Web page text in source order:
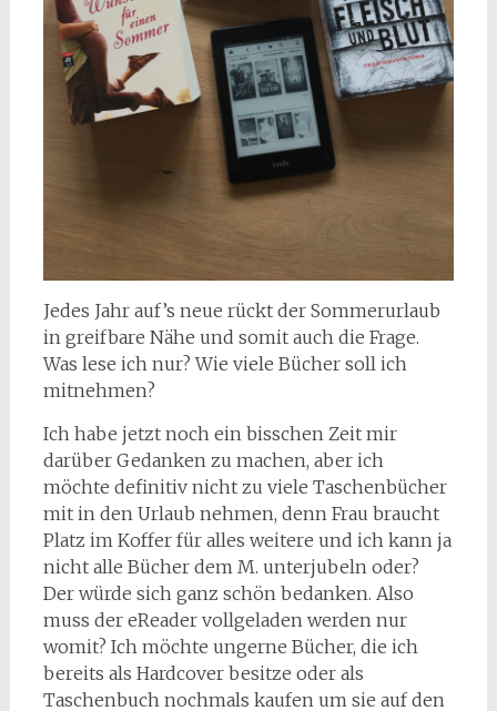
Jedes Jahr auf’s neue rückt der Sommerurlaub
in greifbare Nähe und somit auch die Frage.
Was lese ich nur? Wie viele Bücher soll ich
mitnehmen?
Ich habe jetzt noch ein bisschen Zeit mir
darüber Gedanken zu machen, aber ich
möchte definitiv nicht zu viele Taschenbücher
mit in den Urlaub nehmen, denn Frau braucht
Platz im Koffer für alles weitere und ich kann ja
nicht alle Bücher dem M. unterjubeln oder?
Der würde sich ganz schön bedanken. Also
muss der eReader vollgeladen werden nur
womit? Ich möchte ungerne Bücher, die ich
bereits als Hardcover besitze oder als
Taschenbuch nochmals kaufen um sie auf den